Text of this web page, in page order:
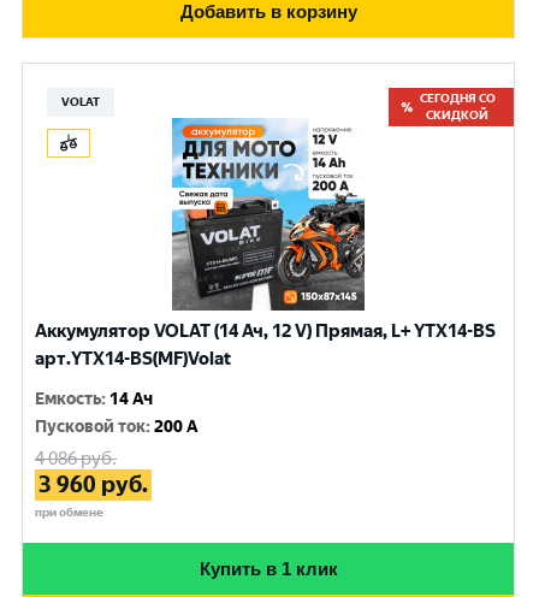
Добавить в корзину
VOLAT
СЕГОДНЯ СО
СКИДКОЙ
Аккумулятор VOLAT (14 Ач, 12 V) Прямая, L+ YTX14-BS
арт.YTX14-BS(MF)Volat
Емкость: 14 Ач
Пусковой ток:200 A
4 086руб.
3 960 руб.
при обмене
Купить в 1 клик